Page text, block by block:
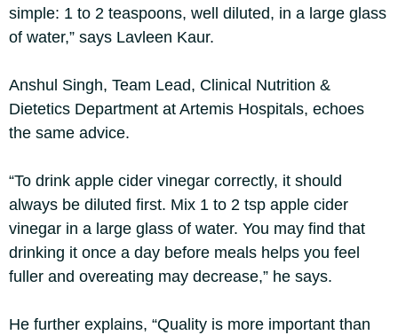
simple: 1 to 2 teaspoons, well diluted, in a large glass
of water,” says Lavleen Kaur.
Anshul Singh, Team Lead, Clinical Nutrition &
Dietetics Department at Artemis Hospitals, echoes
the same advice.
“To drink apple cider vinegar correctly, it should
always be diluted first. Mix 1 to 2 tsp apple cider
vinegar in a large glass of water. You may find that
drinking it once a day before meals helps you feel
fuller and overeating may decrease,” he says.
He further explains, “Quality is more important than